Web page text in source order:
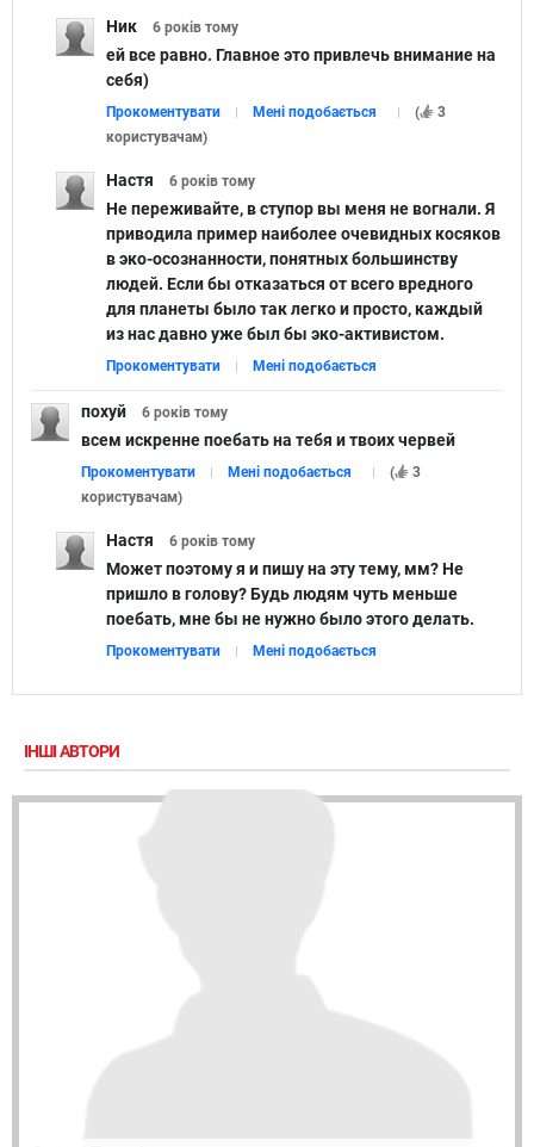
Ник 6 років тому
ей все равно. Главное это привлечь внимание на
себя)
Прокоментувати Мені подобається (
3
користувачам)
Настя 6 років тому
Не переживайте, в ступор вы меня не вогнали. Я
приводила пример наиболее очевидных косяков
в эко-осознанности, понятных большинству
людей. Если бы отказаться от всего вредного
для планеты было так легко и просто, каждый
из нас давно уже был бы эко-активистом.
Прокоментувати Мені подобається
похуй 6 років тому
всем искренне поебать на тебя и твоих червей
Прокоментувати Мені подобається (
3
користувачам)
Настя 6 років тому
Может поэтому я и пишу на эту тему, мм? Не
пришло в голову? Будь людям чуть меньше
поебать, мне бы не нужно было этого делать.
Прокоментувати Мені подобається
ІНШІ АВТОРИ